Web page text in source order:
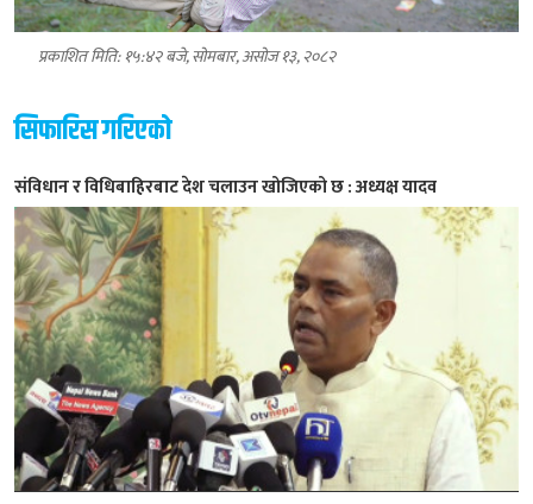
प्रकाशित मिति: १५:४२ बजे, सोमबार, असोज १३, २०८२
सिफारिस गरिएको
संविधान र विधिबाहिरबाट देश चलाउन खोजिएको छ : अध्यक्ष यादव